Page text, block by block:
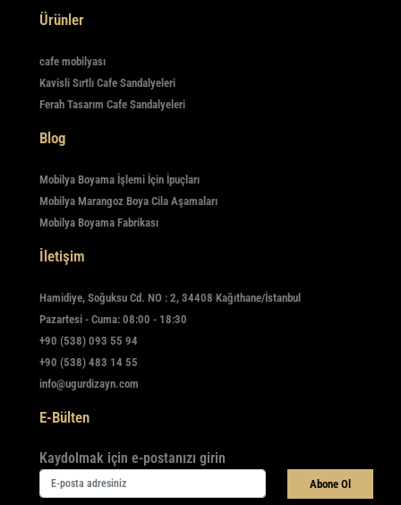
Ürünler
cafe mobilyası
Kavisli Sırtlı Cafe Sandalyeleri
Ferah Tasarım Cafe Sandalyeleri
Blog
Mobilya Boyama İşlemi İçin İpuçları
Mobilya Marangoz Boya Cila Aşamaları
Mobilya Boyama Fabrikası
İletişim
Hamidiye, Soğuksu Cd. NO : 2, 34408 Kağıthane/İstanbul
Pazartesi - Cuma: 08:00 - 18:30
+90 (538) 093 55 94
+90 (538) 483 14 55
info@ugurdizayn.com
E-Bülten
Kaydolmak için e-postanızı girin
Abone Ol